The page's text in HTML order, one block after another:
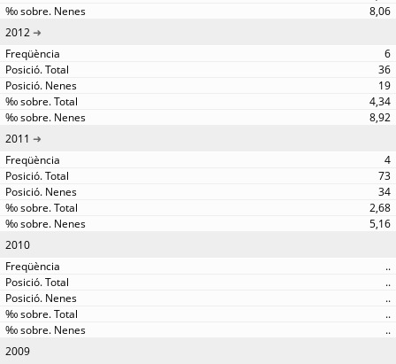
8,06
2012
6
36
19
4,34
8,92
2011
4
73
34
2,68
5,16
2010
..
..
..
..
..
2009